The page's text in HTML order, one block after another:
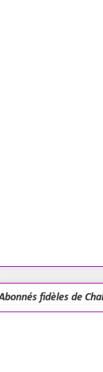
fidèles de